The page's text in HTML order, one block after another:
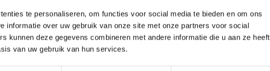
te personaliseren, om functies voor social media te bieden en om ons
informatie over uw gebruik van onze site met onze partners voor social
kunnen deze gegevens combineren met andere informatie die u aan ze heeft
van uw gebruik van hun services.
Privacy Policy
Betaalmethodes